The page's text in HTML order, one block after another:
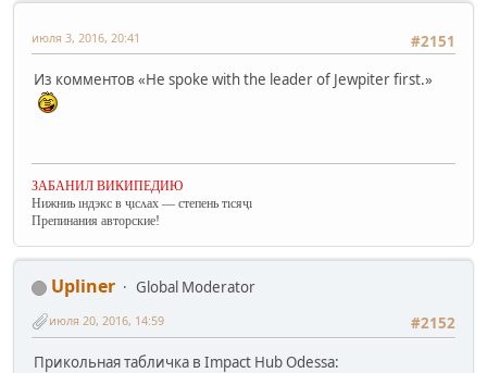
#2151
июля 3, 2016, 20:41
Из комментов «He spoke with the leader of Jewpiter first.»
ЗАБАНИЛ ВИКИПЕДИЮ
Нижниь ıндэкс в ҷıсʌах — степень тıсяҷı
Препинания авторские!
Upliner
Global Moderator
#2152
июля 20, 2016, 14:59
Прикольная табличка в Impact Hub Odessa: